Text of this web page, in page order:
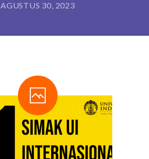
AGUSTUS 30, 2023